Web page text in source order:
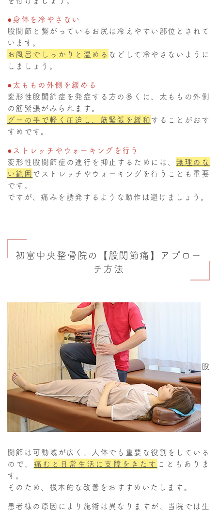
●身体を冷やさない
股関節と繋がっているお尻は冷えやすい部位とされて
います。
お風呂でしっかりと温める などして冷やさないように
しましょう。
●太ももの外側を緩める
変形性股関節症を発症する方の多くに、太ももの外側
の筋緊張がみられます。
グーの手で軽く圧迫し、筋緊張を緩和することがおす
すめです。
●ストレッチやウォーキングを行う
変形性股関節症の進行を抑止するためには、 無理のな
い範囲でストレッチやウォーキングを行うことも重要
です。
ですが、痛みを誘発するような動作は避けましょう。
初富中央整骨院の【股関節痛】アプロー
チ方法
股
関節は可動域が広く、人体でも重要な役割をしている
ので、 痛むと日常生活に支障をきたす こともありま
す。
そのため、根本的な改善をおすすめいたします。
患者様の原因により施術は異なりますが、当院では生